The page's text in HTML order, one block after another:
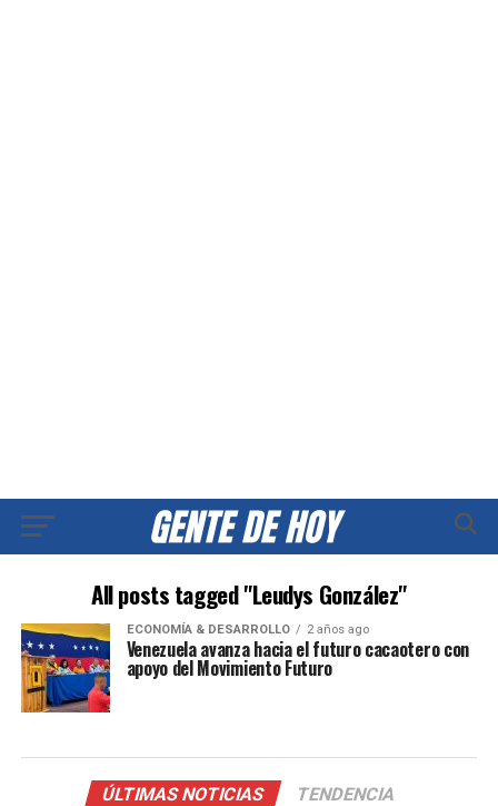
All posts tagged "Leudys González"
ECONOMÍA & DESARROLLO 2 años ago
Venezuela avanza hacia el futuro cacaotero con
apoyo del Movimiento Futuro
ÚLTIMAS NOTICIAS TENDENCIA